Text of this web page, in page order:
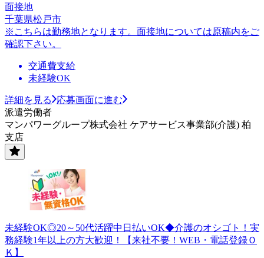
面接地
千葉県松戸市
※こちらは勤務地となります。面接地については原稿内をご
確認下さい。
交通費支給
未経験OK
詳細を見る
応募画面に進む
派遣労働者
マンパワーグループ株式会社 ケアサービス事業部(介護) 柏
支店
未経験OK◎20～50代活躍中日払いOK◆介護のオシゴト！実
務経験1年以上の方大歓迎！【来社不要！WEB・電話登録Ｏ
Ｋ】